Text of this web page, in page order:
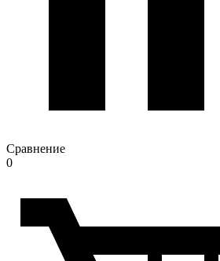
Сравнение
0